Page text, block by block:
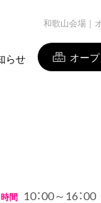
らせ オー
和歌山会場｜
時間 10：00～16：00